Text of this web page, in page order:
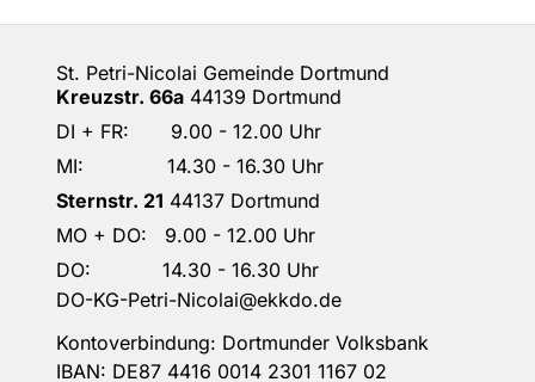
St. Petri-Nicolai Gemeinde Dortmund
Kreuzstr. 66a 44139 Dortmund
DI + FR: 9.00 - 12.00 Uhr
MI: 14.30 - 16.30 Uhr
Sternstr. 21 44137 Dortmund
MO + DO: 9.00 - 12.00 Uhr
DO: 14.30 - 16.30 Uhr
DO-KG-Petri-Nicolai@ekkdo.de
Kontoverbindung: Dortmunder Volksbank
IBAN: DE87 4416 0014 2301 1167 02